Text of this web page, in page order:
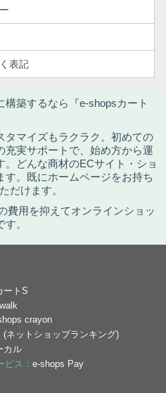
表記
築するなら『e-shopsカート
タマイズもラクラク。初めての
充実サポートで、始め方から運
どんな商材のECサイト・ショ
す。既にホームページをお持ち
だけます。
費用を抑えてオンラインショッ
。
ートS
crayon
(ネットショップランキング)
カル
ビス：e-shops Pay